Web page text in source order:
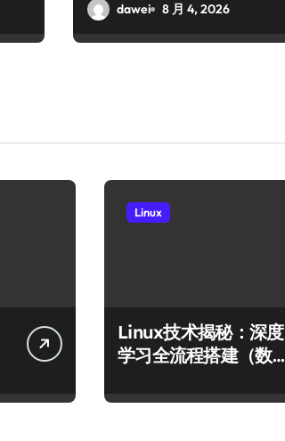
dawei 8 月 4, 2026
Linux
Linux技术揭秘：深度
学习全流程搭建（数据